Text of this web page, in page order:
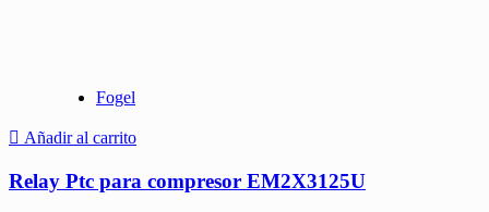
Fogel
Añadir al carrito
Relay Ptc para compresor EM2X3125U